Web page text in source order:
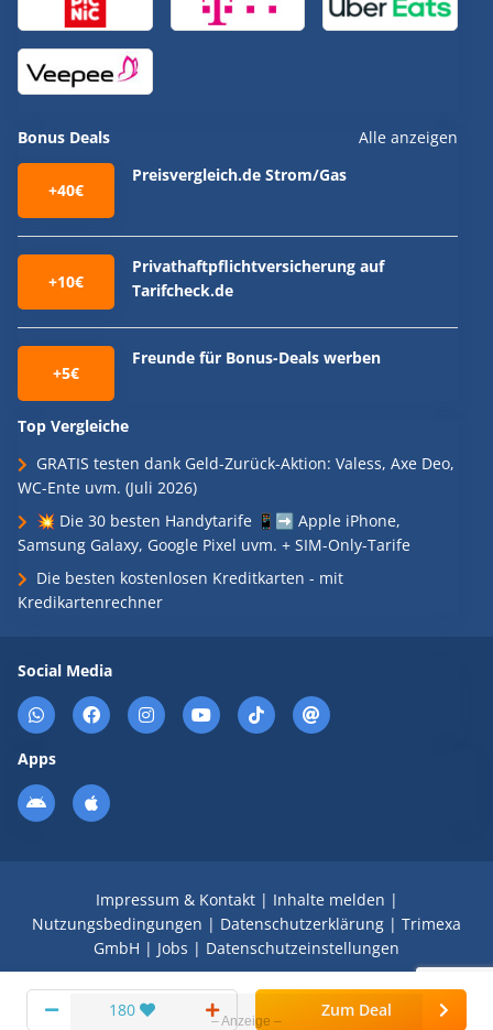
180 Zum Deal
Bonus Deals Alle anzeigen
+40€
Preisvergleich.de Strom/Gas
+10€
Privathaftpflichtversicherung auf
Tarifcheck.de
+5€
Freunde für Bonus-Deals werben
Top Vergleiche
GRATIS testen dank Geld-Zurück-Aktion: Valess, Axe Deo,
WC-Ente uvm. (Juli 2026)
💥 Die 30 besten Handytarife 📱➡️ Apple iPhone,
Samsung Galaxy, Google Pixel uvm. + SIM-Only-Tarife
Die besten kostenlosen Kreditkarten - mit
Kredikartenrechner
Social Media
Apps
Impressum & Kontakt| Inhalte melden |
Nutzungsbedingungen | Datenschutzerklärung | Trimexa
GmbH | Jobs | Datenschutzeinstellungen
© 2008 - 2026 Schnäppchen Blog mit Doktortitel -
DealDoktor.de